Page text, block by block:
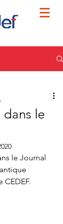
le
le Journal